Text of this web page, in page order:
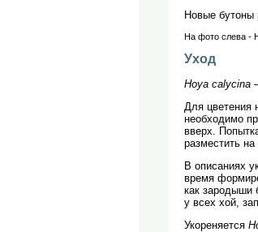
Новые бутоны
На фото слева -
Уход
Hoya calycina
Для цветения
необходимо
вверх.
разместить
В описаниях
время
как зародыши
у всех хой,
Укореняется